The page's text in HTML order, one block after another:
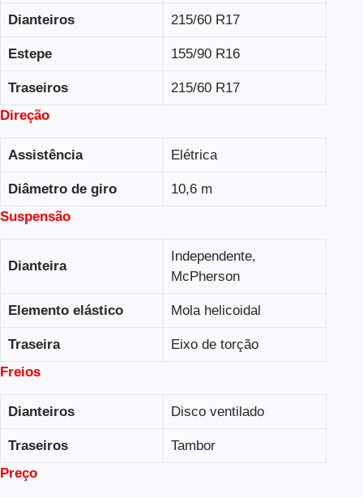
Dianteiros 215/60 R17
Estepe 155/90 R16
Traseiros
215/60 R17
Direção
Assistência Elétrica
Diâmetro de giro
10,6 m
Suspensão
Dianteira
Independente,
McPherson
Elemento elástico Mola helicoidal
Traseira
Eixo de torção
Freios
Dianteiros Disco ventilado
Traseiros
Tambor
Preço